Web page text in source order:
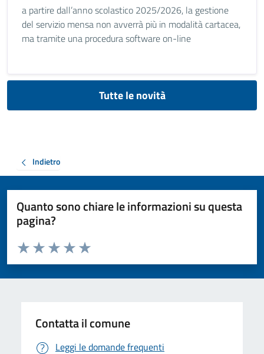
a partire dall’anno scolastico 2025/2026, la gestione
del servizio mensa non avverrà più in modalità cartacea,
ma tramite una procedura software on-line
Tutte le novità
Indietro
Quanto sono chiare le informazioni su questa
pagina?
Valuta da 1 a 5 stelle la pagina
Valuta 5 stelle su 5
Valuta 4 stelle su 5
Valuta 3 stelle su 5
Valuta 2 stelle su 5
Valuta 1 stelle su 5
Contatta il comune
Leggi le domande frequenti